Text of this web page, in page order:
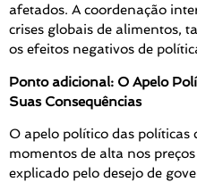
afetados. A coordenação
crises globais de alimentos,
os efeitos negativos de
Ponto adicional: O Apelo
Suas Consequências
O apelo político das políticas
momentos de alta nos
explicado pelo desejo de